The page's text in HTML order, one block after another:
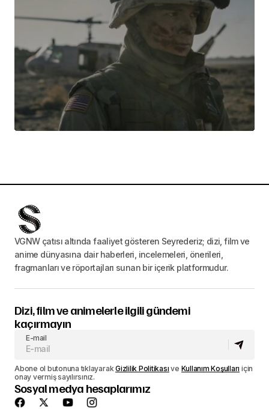
VGNW çatısı altında faaliyet gösteren Seyrederiz; dizi, film ve
anime dünyasına dair haberleri, incelemeleri, önerileri,
fragmanları ve röportajları sunan bir içerik platformudur.
Dizi, film ve animelerle ilgili gündemi
kaçırmayın
E-mail
Abone ol butonuna tıklayarakGizlilik Politikası ve Kullanım Koşulları için
onay vermiş sayılırsınız.
Sosyal medya hesaplarımız